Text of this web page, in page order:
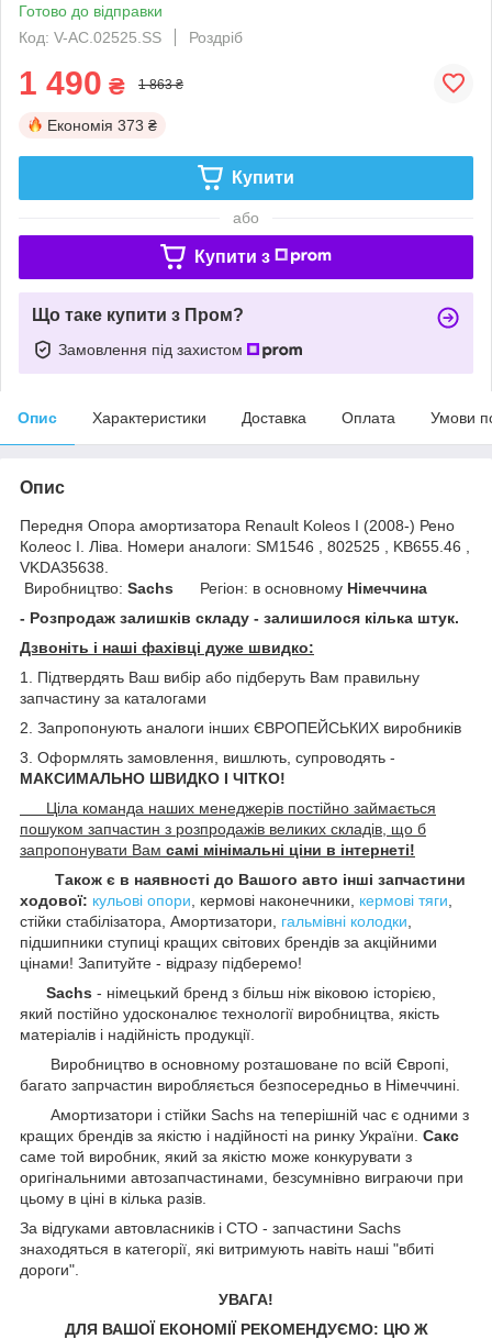
Готово до відправки
Код: V-AC.02525.SS
Роздріб
1 490 ₴ 1 863 ₴
Економія 373 ₴
Купити
або
Купити з
Що таке купити з Пром?
Замовлення під захистом
Опис Характеристики Доставка Оплата Умови
Опис
Передня Опора амортизатора Renault Koleos I (2008-) Рено
Колеос I. Ліва. Номери аналоги: SM1546 , 802525 , KB655.46 ,
VKDA35638.
Виробництво: Sachs Регіон: в основному Німеччина
- Розпродаж залишків складу - залишилося кілька штук.
Дзвоніть і наші фахівці дуже швидко:
1. Підтвердять Ваш вибір або підберуть Вам правильну
запчастину за каталогами
2. Запропонують аналоги інших ЄВРОПЕЙСЬКИХ виробників
3. Оформлять замовлення, вишлють, супроводять -
МАКСИМАЛЬНО ШВИДКО І ЧІТКО!
Ціла команда наших менеджерів постійно займається
пошуком запчастин з розпродажів великих складів, що б
запропонувати Вам самі мінімальні ціни в інтернеті!
Також є в наявності до Вашого авто інші запчастини
ходової: кульові опори , кермові наконечники, кермові тяги
стійки стабілізатора, Амортизатори, гальмівні колодки
підшипники ступиці кращих світових брендів за акційними
цінами! Запитуйте - відразу підберемо!
Sachs - німецький бренд з більш ніж віковою історією,
який постійно удосконалює технології виробництва, якість
матеріалів і надійність продукції.
Виробництво в основному розташоване по всій Європі,
багато запрчастин виробляється безпосередньо в Німеччині.
Амортизатори і стійки Sachs на теперішній час є одними з
кращих брендів за якістю і надійності на ринку України. Сакс
саме той виробник, який за якістю може конкурувати з
оригінальними автозапчастинами, безсумнівно виграючи при
цьому в ціні в кілька разів.
За відгуками автовласників і СТО - запчастини Sachs
знаходяться в категорії, які витримують навіть наші "вбиті
дороги".
УВАГА!
ДЛЯ ВАШОЇ ЕКОНОМІЇ РЕКОМЕНДУЄМО: ЦЮ Ж